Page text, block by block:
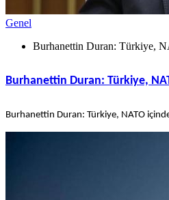
Genel
Burhanettin Duran: Türkiye,
Burhanettin Duran: Türkiye,
Burhanettin Duran: Türkiye, NATO